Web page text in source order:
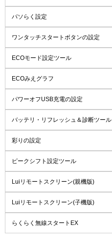
パソらく設定
ワンタッチスタートボタンの設定
ECOモード設定ツール
ECOみえグラフ
パワーオフUSB充電の設定
バッテリ・リフレッシュ＆診断ツール
彩りの設定
ピークシフト設定ツール
Luiリモートスクリーン(親機版)
Luiリモートスクリーン(子機版)
らくらく無線スタートEX